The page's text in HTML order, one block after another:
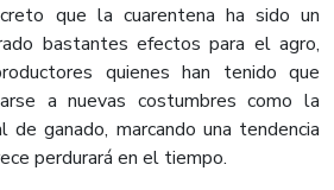
que la cuarentena ha sido un
bastantes efectos para el agro,
quienes han tenido que
a nuevas costumbres como la
ganado, marcando una tendencia
perdurará en el tiempo.